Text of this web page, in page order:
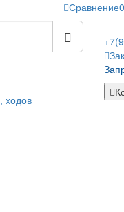
Сравнение0
ходов